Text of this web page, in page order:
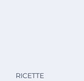
RICETTE